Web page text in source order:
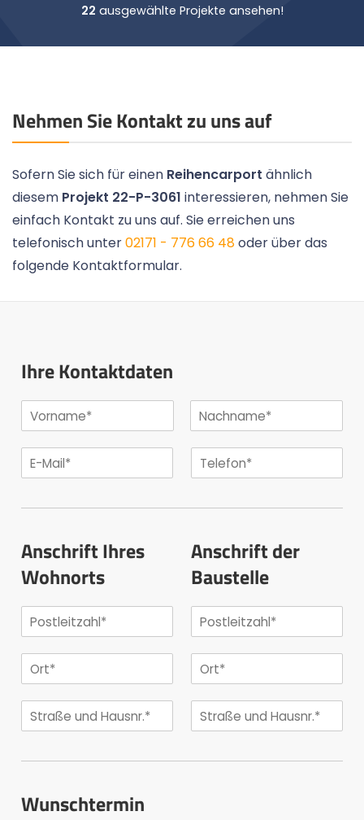
22 ausgewählte Projekte ansehen!
Nehmen Sie Kontakt zu uns auf
Sofern Sie sich für einen Reihencarport ähnlich
diesem Projekt 22-P-3061 interessieren, nehmen Sie
einfach Kontakt zu uns auf. Sie erreichen uns
telefonisch unter02171 - 776 66 48oder über das
folgende Kontaktformular.
Ihre Kontaktdaten
Anschrift Ihres
Wohnorts
Anschrift der
Baustelle
Wunschtermin